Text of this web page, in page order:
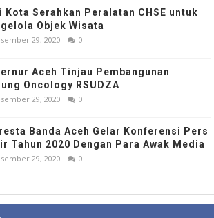
Kota Serahkan Peralatan CHSE untuk
Objek Wisata
29, 2020 0
Aceh Tinjau Pembangunan
Oncology RSUDZA
29, 2020 0
Banda Aceh Gelar Konferensi Pers
Tahun 2020 Dengan Para Awak Media
29, 2020 0